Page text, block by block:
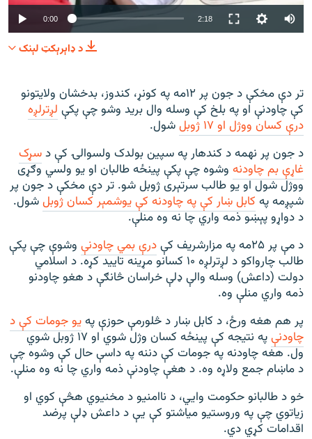
Auto
240p
360p
480p
720p
0:00 2:18
480p
720p
1080p
د ډاېرېکټ لېنک
تر دې مخکې د جون پر ۱۲مه په کونړ، کندوز، بدخشان ولایتونو
کې چاودنې او په بلخ کې وسله وال برید وشو چې پکې لږترلږه
درې کسان ووژل او ۱۷ ژوبل
شول.
د جون پر نهمه د کندهار په سپین بولدک ولسوالۍ کې دسړک
غاړې بم چاودنه وشوه چې پکې پینځه طالبان او یو ولسي وګړی
ووژل شول او یو طالب سرتېری ژوبل شو. تر دې مخکې د جون پر
شپږمه په کابل ښار کې په چاودنه کې یوشمېر کسان ژوبلشول.
د دواړو پېښو ذمه واري چا نه وه منلې.
د مې پر ۲۵مه په مزارشریف کې
درې بمي چاودنې وشوې چې پکې
طالب چارواکو د لږترلږه ۱۰ کسانو مړینه تایید کړه. د اسلامي
دولت (داعش) وسله والې ډلې خراسان څانګې د هغو چاودنو
ذمه واري منلې وه.
پر هم هغه ورځ، د کابل ښار د څلورمې حوزې پهیو جومات کې د
چاودنې
په نتیجه کې پينځه کسان وژل شوي او ۱۷ ژوبل شوي
ول. هغه چاودنه په جومات کې دننه په داسې حال کې وشوه چې
د ماښام جمع ولاړه وه. د هغې چاودنې ذمه واري چا نه وه منلې.
خو د طالبانو حکومت وايي، د ناامنیو د مخنیوي هڅې کوي او
زیاتوي چې په وروستیو میاشتو کې یې د داعش ډلې پرضد
اقدامات کړي دي.